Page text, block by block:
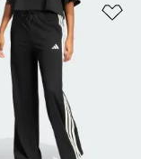
hinzufügen